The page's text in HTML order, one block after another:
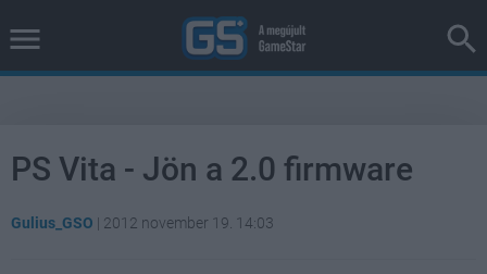
PS Vita - Jön a 2.0 firmware
Gulius_GSO | 2012 november 19. 14:03